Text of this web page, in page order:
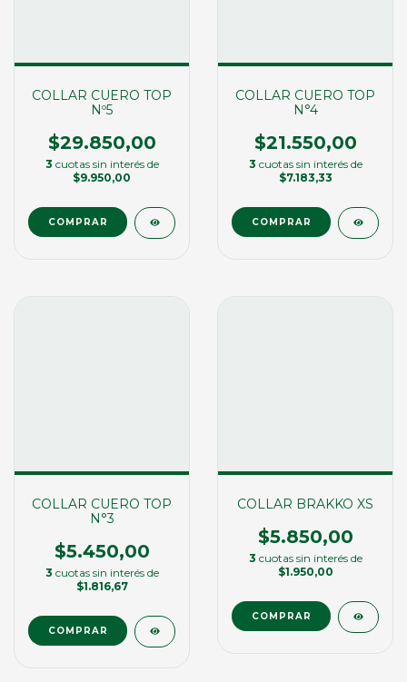
COLLAR CUERO TOP
Nº5
$29.850,00
3 cuotas sin interés de
$9.950,00
COLLAR CUERO TOP
N°4
$21.550,00
3 cuotas sin interés de
$7.183,33
COLLAR CUERO TOP
N°3
$5.450,00
3 cuotas sin interés de
$1.816,67
COLLAR BRAKKO XS
$5.850,00
3 cuotas sin interés de
$1.950,00